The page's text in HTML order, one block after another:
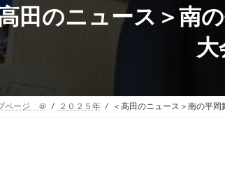
田のニュース＞南
大
ページ ＠ ２０２５年 ＜高田のニュース＞南の平